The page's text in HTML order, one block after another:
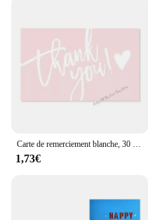
Carte de remerciement blanche, 30 pièces, carte de remerciement pour votre commande, étiquettes d'éloges pour petites entreprises, décor pour petit magasin, paquet cadeau
1,73€